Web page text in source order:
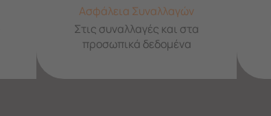
Ασφάλεια Συναλλαγών
Στις συναλλαγές και στα
προσωπικά δεδομένα